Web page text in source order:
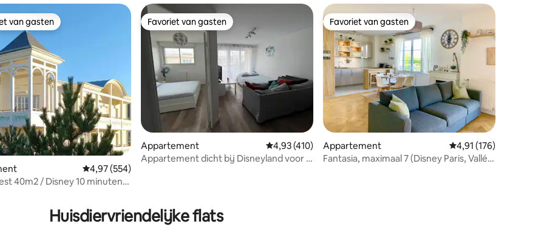
van 4,92 uit 5, 270 recensies
van gasten
van gasten
Gemiddelde beoordeling van 4,97 uit 5, 554 recensies
4,97 (554)
40m2 / Disney 10 minuten
Favoriet van gasten
Favoriet van gasten
Appartement Gemiddelde beoordeling van 4,93 uit 5, 410 recensies
4,93 (410)
Appartement dicht bij Disneyland voor 4
Favoriet van gasten
Favoriet van gasten
Appartement Gemiddelde
4,91 (176)
Fantasia, maximaal 7 (Disney Paris, Vallée
Huisdiervriendelijke flats